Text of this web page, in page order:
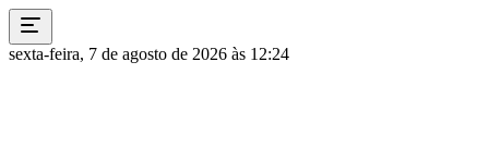
sexta-feira, 7 de agosto de 2026 às 12:24